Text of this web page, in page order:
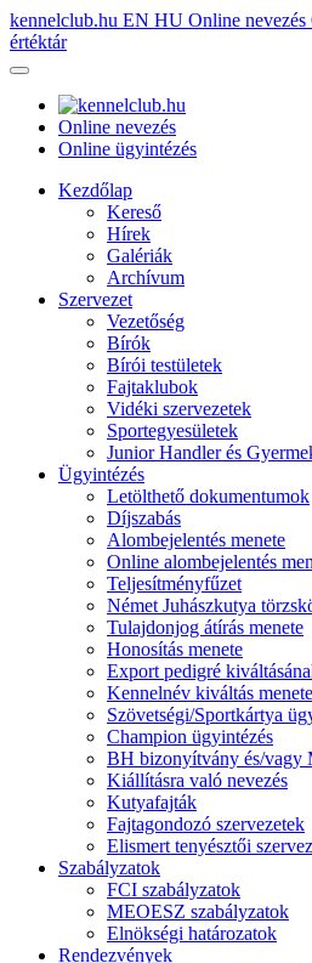
kennelclub.hu EN HU Online nevezés
értéktár
Online nevezés
Online ügyintézés
Kezdőlap
Kereső
Hírek
Galériák
Archívum
Szervezet
Vezetőség
Bírók
Bírói testületek
Fajtaklubok
Vidéki szervezetek
Sportegyesületek
Junior Handler és
Ügyintézés
Letölthető dokumentumok
Díjszabás
Alombejelentés menete
Online alombejelentés
Teljesítményfűzet
Német Juhászkutya
Tulajdonjog átírás menete
Honosítás menete
Export pedigré
Kennelnév kiváltás menete
Szövetségi/Sportkártya
Champion ügyintézés
BH bizonyítvány és/vagy
Kiállításra való nevezés
Kutyafajták
Fajtagondozó szervezetek
Elismert tenyésztői
Szabályzatok
FCI szabályzatok
MEOESZ szabályzatok
Elnökségi határozatok
Rendezvények